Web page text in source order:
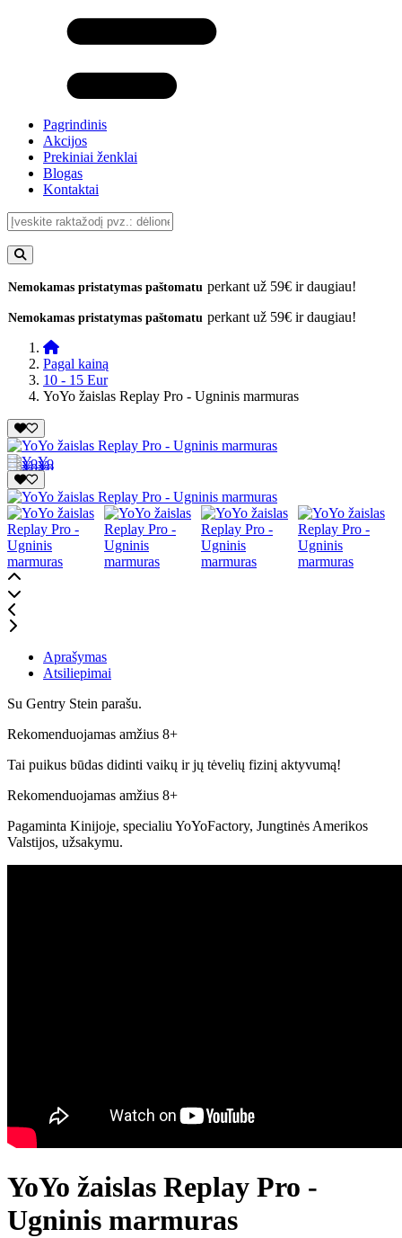
Pagrindinis
Akcijos
Prekiniai ženklai
Blogas
Kontaktai
Nemokamas pristatymas paštomatu perkant už 59€ ir daugiau!
Nemokamas pristatymas paštomatu perkant už 59€ ir daugiau!
Pagal kainą
10 - 15 Eur
YoYo žaislas Replay Pro - Ugninis marmuras
Aprašymas
Atsiliepimai
Su Gentry Stein parašu.
Rekomenduojamas amžius 8+
Tai puikus būdas didinti vaikų ir jų tėvelių fizinį aktyvumą!
Rekomenduojamas amžius 8+
Pagaminta Kinijoje, specialiu YoYoFactory, Jungtinės Amerikos
Valstijos, užsakymu.
YoYo žaislas Replay Pro -
Ugninis marmuras